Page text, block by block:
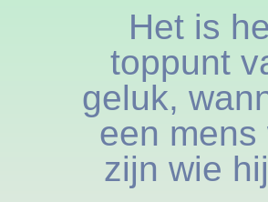
Het is
toppunt
geluk,
een mens
zijn wie